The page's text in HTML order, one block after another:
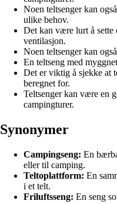
Noen teltsenger kan
ulike behov.
Det kan være lurt å sette
ventilasjon.
Noen teltsenger kan
En teltseng med
Det er viktig å sjekke at
beregnet for.
Teltsenger kan være en
campingturer.
Synonymer
Campingseng: En
eller til camping.
Teltoplattform: En
i et telt.
Friluftsseng: En seng